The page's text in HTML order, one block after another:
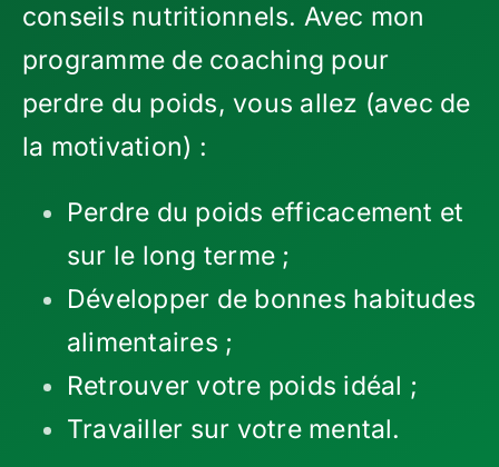
conseils nutritionnels. Avec mon
programme de coaching pour
perdre du poids, vous allez (avec de
la motivation) :
Perdre du poids efficacement et
sur le long terme ;
Développer de bonnes habitudes
alimentaires ;
Retrouver votre poids idéal ;
Travailler sur votre mental.